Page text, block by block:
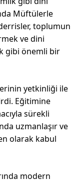
Müftülerle
toplumun
ve dini
gibi önemli bir
yetkinliği ile
Eğitimine
sürekli
uzmanlaşır ve
olarak kabul
modern